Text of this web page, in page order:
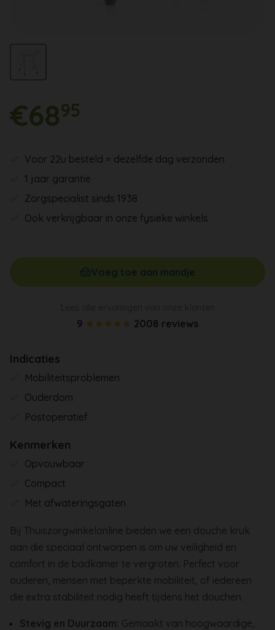
€6895
Voor 22u besteld = dezelfde dag verzonden
1 jaar garantie
Zorgspecialist sinds 1938
Ook verkrijgbaar in onze fysieke winkels
9 2008 reviews
Indicaties
Mobiliteitsproblemen
Ouderdom
Postoperatief
Kenmerken
Opvouwbaar
Compact
Met afwateringsgaten
Bij Thuiszorgwinkelonline bieden we een douche kruk
aan die speciaal ontworpen is om uw veiligheid en
comfort in de badkamer te vergroten. Perfect voor
ouderen, mensen met beperkte mobiliteit, of iedereen
die extra stabiliteit nodig heeft tijdens het douchen.
Stevig en Duurzaam: Gemaakt van hoogwaardige,